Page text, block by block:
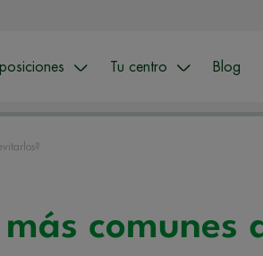
Tu centro Blog
comunes